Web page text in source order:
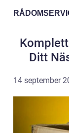
Ditt
14 september